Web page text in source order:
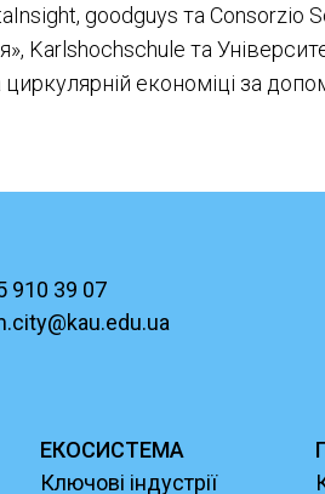
goodguys та Consorzio
Karlshochschule та
економіці за
910 39 07
ЕКОСИСТЕМА
Ключові індустрії